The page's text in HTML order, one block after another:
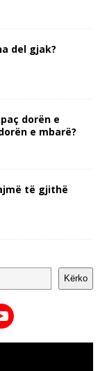
del gjak?
dorën e
e mbarë?
të gjithë
Kërko